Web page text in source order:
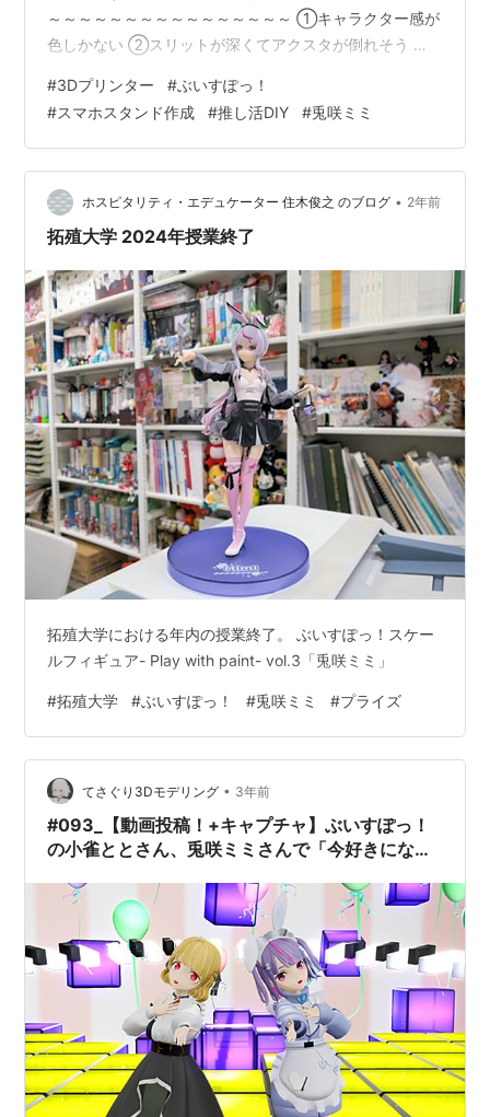
～～～～～～～～～～～～～～～～ ①キャラクター感が
色しかない ②スリットが深くてアクスタが倒れそう ③
～～～～～～～～～～～～～という内容になりますの
で、改善していきたいと思います！【①キャラクター感
を出してみよう】 他の2つはそこまで大変ではなさそう
なので、まずはどうにかしてキャラクター感を出してい
きたいと思います！〈兎のバッチ〉とりあえず、そのキ
ャラクターに沿ったというところで、まずは兎…
#3Dプリンター #ぶいすぽっ！
#スマホスタンド作成 #推し活DIY #兎咲ミミ
ホスピタリティ・エデュケーター 住木俊之 のブログ • 2年前
拓殖大学 2024年授業終了
拓殖大学における年内の授業終了。 ぶいすぽっ！スケー
ルフィギュア- Play with paint- vol.3「兎咲ミミ」
#拓殖大学 #ぶいすぽっ！ #兎咲ミミ #プライズ
てさぐり3Dモデリング • 3年前
#093_【動画投稿！+キャプチャ】ぶいすぽっ！
の小雀ととさん、兎咲ミミさんで「今好きにな